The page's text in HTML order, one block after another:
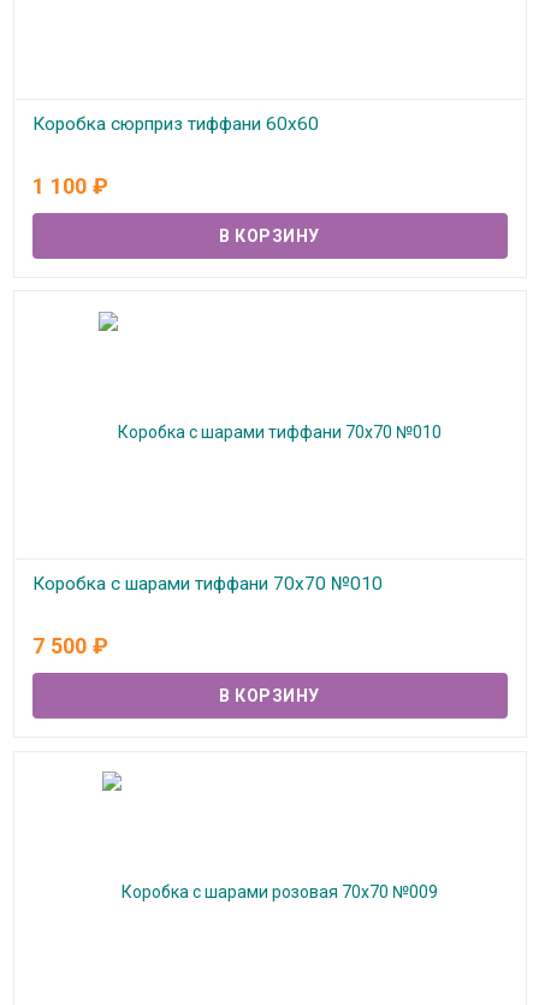
Коробка сюрприз тиффани 60х60
1 100 ₽
Коробка с шарами тиффани 70х70 №010
7 500 ₽